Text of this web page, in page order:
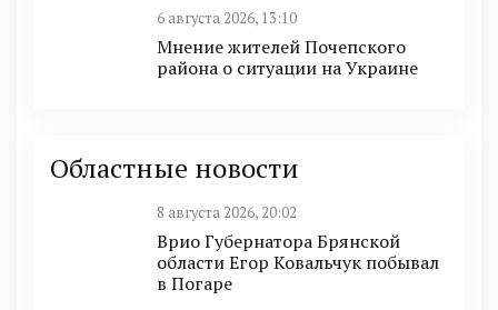
6 августа 2026, 13:10
Мнение жителей Почепского
района о ситуации на Украине
Областные новости
8 августа 2026, 20:02
Врио Губернатора Брянской
области Егор Ковальчук побывал
в Погаре